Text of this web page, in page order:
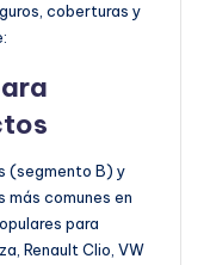
coberturas y
(segmento B) y
comunes en
para
Renault Clio, VW